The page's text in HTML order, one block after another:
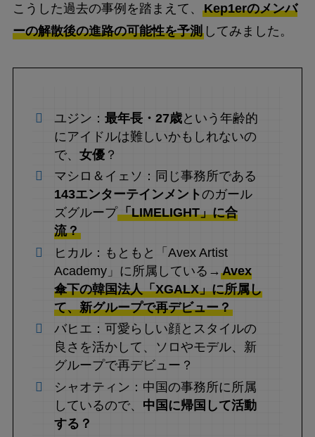
こうした過去の事例を踏まえて、 Kep1erのメンバ
ーの解散後の進路の可能性を予測してみました。
ユジン：最年長・27歳という年齢的
にアイドルは難しいかもしれないの
で、女優 ？
マシロ＆イェソ：同じ事務所である
143エンターテインメントのガール
ズグループ「LIMELIGHT」に合
流？
ヒカル：もともと「Avex Artist
Academy」に所属している→Avex
傘下の韓国法人「XGALX」に所属し
て、新グループで再デビュー？
バヒエ：可愛らしい顔とスタイルの
良さを活かして、ソロやモデル、新
グループで再デビュー？
シャオティン：中国の事務所に所属
しているので、 中国に帰国して活動
する？